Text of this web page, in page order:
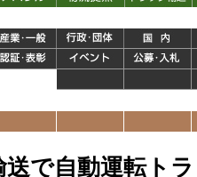
で自動運転ト